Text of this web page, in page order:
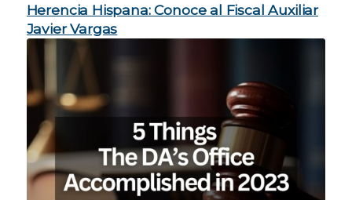
Herencia Hispana: Conoce al Fiscal Auxiliar
Javier Vargas